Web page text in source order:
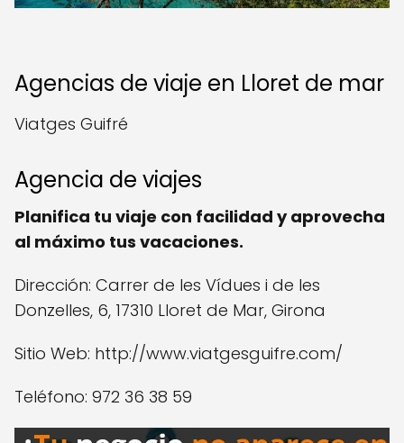
Agencias de viaje en Lloret de mar
Viatges Guifré
Agencia de viajes
Planifica tu viaje con facilidad y aprovecha
al máximo tus vacaciones.
Dirección: Carrer de les Vídues i de les
Donzelles, 6, 17310 Lloret de Mar, Girona
Sitio Web: http://www.viatgesguifre.com/
Teléfono: 972 36 38 59